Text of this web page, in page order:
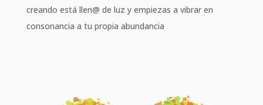
creando está llen@ de luz y empiezas a vibrar en
consonancia a tu propia abundancia